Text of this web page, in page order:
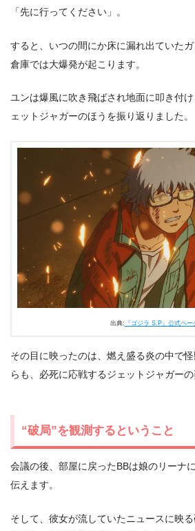
「先に行ってください」。
すると、いつの間にか床に漏れ出ていたガ
倉庫では大爆発が起こります。
ユンは爆風に吹き飛ばされ地面に叩き付
ェットジャガーのほうを振り返りました。
出典: 『ゴジラ S.P』公式ペー
その目に映ったのは、燃え盛る炎の中で
らも、必死に応戦するジェットジャガーの
“破局”を観測するということ
会議の後、部屋に戻ったBBは娘のリーナ
伝えます。
そして、彼女が流していたニュースに映